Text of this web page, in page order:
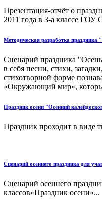
Презентация-отчёт о
2011 года в 3-а классе
Методическая разработка праздника
Сценарий праздника
в себя песни, стихи,
стихотворной форме
«Окружающий мир»,
Праздник осени "Осенний
Праздник проходит в виде
Сценарий осеннего праздника для
Сценарий осеннего
классов«Праздник осени»...